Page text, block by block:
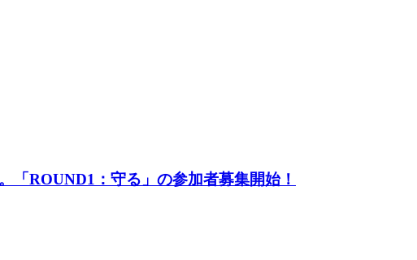
「ROUND1：守る」の参加者募集開始！